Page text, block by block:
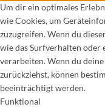
Um dir ein optimales
wie Cookies, um
zuzugreifen. Wenn du
wie das Surfverhalten oder
verarbeiten. Wenn du
zurückziehst, können
beeinträchtigt werden.
Funktional